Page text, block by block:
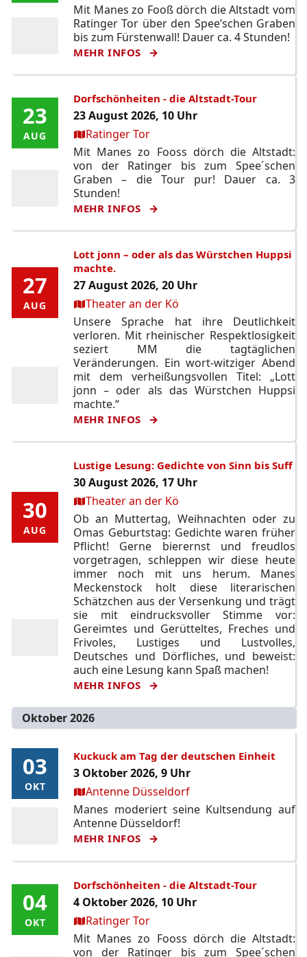
Mit Manes zo Fooß dörch die Altstadt vom
Ratinger Tor über den Spee’schen Graben
bis zum Fürstenwall! Dauer ca. 4 Stunden!
MEHR INFOS
23
AUG
23
AUG
Dorfschönheiten - die Altstadt-Tour
23 August 2026, 10 Uhr
Ort:Ratinger Tor
Mit Manes zo Fooss dörch die Altstadt:
von der Ratinger bis zum Spee´schen
Graben – die Tour pur! Dauer ca. 3
Stunden!
MEHR INFOS
27
AUG
27
AUG
Lott jonn – oder als das Würstchen Huppsi
machte.
27 August 2026, 20 Uhr
Ort:Theater an der Kö
Unsere Sprache hat ihre Deutlichkeit
verloren. Mit rheinischer Respektlosigkeit
seziert MM die tagtäglichen
Veränderungen. Ein wort-witziger Abend
mit dem verheißungsvollen Titel: „Lott
jonn – oder als das Würstchen Huppsi
machte.“
MEHR INFOS
30
AUG
30
AUG
Lustige Lesung: Gedichte von Sinn bis Suff
30 August 2026, 17 Uhr
Ort:Theater an der Kö
Ob an Muttertag, Weihnachten oder zu
Omas Geburtstag: Gedichte waren früher
Pflicht! Gerne bierernst und freudlos
vorgetragen, schleppen wir diese heute
immer noch mit uns herum. Manes
Meckenstock holt diese literarischen
Schätzchen aus der Versenkung und trägt
sie mit eindrucksvoller Stimme vor:
Gereimtes und Gerütteltes, Freches und
Frivoles, Lustiges und Lustvolles,
Deutsches und Dörfliches, und beweist:
auch eine Lesung kann Spaß machen!
MEHR INFOS
Oktober 2026
03
OKT
03
OKT
Kuckuck am Tag der deutschen Einheit
3 Oktober 2026, 9 Uhr
Ort:Antenne Düsseldorf
Manes moderiert seine Kultsendung auf
Antenne Düsseldorf!
MEHR INFOS
04
OKT
04
OKT
Dorfschönheiten - die Altstadt-Tour
4 Oktober 2026, 10 Uhr
Ort:Ratinger Tor
Mit Manes zo Fooss dörch die Altstadt:
von der Ratinger bis zum Spee´schen